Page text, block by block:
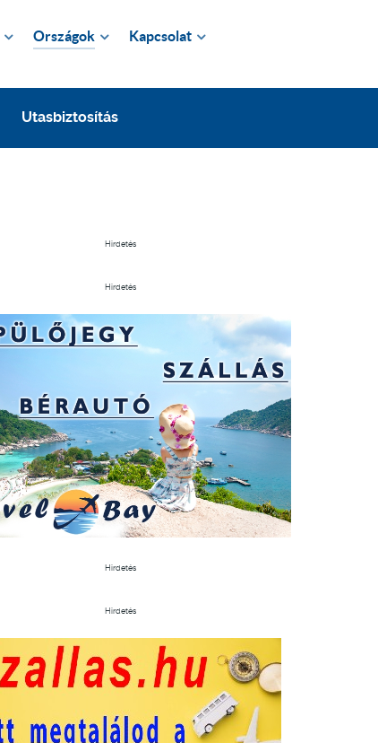
Országok Kapcsolat
Utasbiztosítás
Hirdetés
Hirdetés
Hirdetés
Hirdetés